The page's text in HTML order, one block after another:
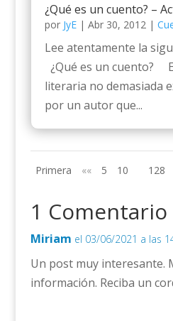
¿Qué es un cuento? –
por JyE| Abr 30, 2012 |
Lee atentamente la
¿Qué es un cuento?
literaria no demasiada
por un autor que...
Primera «« 5 10 128
1 Comentario
Miriam el 03/06/2021 a las
Un post muy interesante.
información. Reciba un